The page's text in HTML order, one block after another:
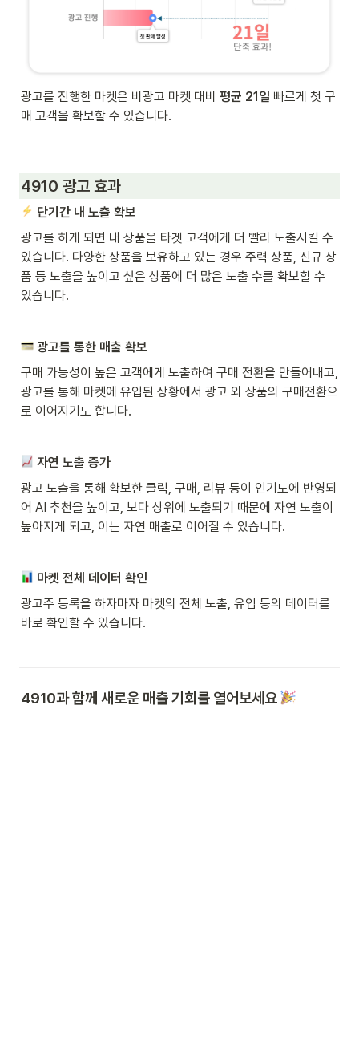
광고를 진행한 마켓은 비광고 마켓 대비 평균 21일 빠르게 첫 구
매 고객을 확보할 수 있습니다.
4910 광고 효과
단기간 내 노출 확보
광고를 하게 되면 내 상품을 타겟 고객에게 더 빨리 노출시킬 수
있습니다. 다양한 상품을 보유하고 있는 경우 주력 상품, 신규 상
품 등 노출을 높이고 싶은 상품에 더 많은 노출 수를 확보할 수
있습니다.
광고를 통한 매출 확보
구매 가능성이 높은 고객에게 노출하여 구매 전환을 만들어내고,
광고를 통해 마켓에 유입된 상황에서 광고 외 상품의 구매전환으
로 이어지기도 합니다.
자연 노출 증가
광고 노출을 통해 확보한 클릭, 구매, 리뷰 등이 인기도에 반영되
어 AI 추천을 높이고, 보다 상위에 노출되기 때문에 자연 노출이
높아지게 되고, 이는 자연 매출로 이어질 수 있습니다.
마켓 전체 데이터 확인
광고주 등록을 하자마자 마켓의 전체 노출, 유입 등의 데이터를
바로 확인할 수 있습니다.
4910과 함께 새로운 매출 기회를 열어보세요